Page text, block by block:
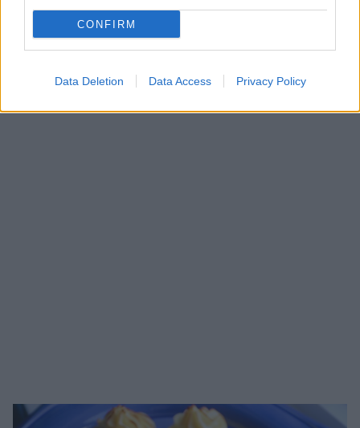
CONFIRM
Data Deletion Data Access Privacy Policy